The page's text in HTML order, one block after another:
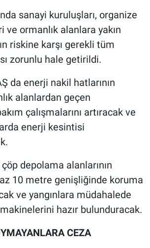
sanayi kuruluşları, organize
ve ormanlık alanlara yakın
riskine karşı gerekli tüm
zorunlu hale getirildi.
da enerji nakil hatlarının
alanlardan geçen
çalışmalarını artıracak ve
enerji kesintisi
depolama alanlarının
10 metre genişliğinde koruma
ve yangınlara müdahalede
hazır bulunduracak.
CEZA